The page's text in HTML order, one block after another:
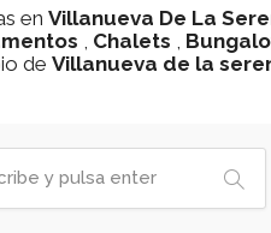
en Villanueva De La
, Chalets ,
de Villanueva de la